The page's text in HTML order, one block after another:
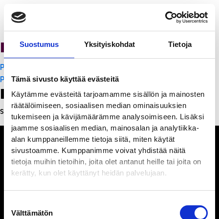
Suostumus Yksityiskohdat Tietoja
Tämä sivusto käyttää evästeitä
Käytämme evästeitä tarjoamamme sisällön ja mainosten
räätälöimiseen, sosiaalisen median ominaisuuksien
tukemiseen ja kävijämäärämme analysoimiseen. Lisäksi
jaamme sosiaalisen median, mainosalan ja analytiikka-
alan kumppaneillemme tietoja siitä, miten käytät
sivustoamme. Kumppanimme voivat yhdistää näitä
tietoja muihin tietoihin, joita olet antanut heille tai joita on
kerätty, kun olet käyttänyt heidän palvelujaan.
valinta
Välttämätön
PanchoVilla
Artikkelien
selaus
PanchoVilla
PanchoVilla
Leave a Reply
Sinun täytyy kirjautua sisään